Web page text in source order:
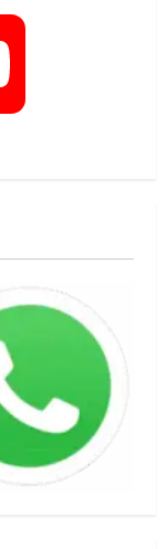
और जर्मनी के
भारतीय छात्रों
चर्चा
अधिकारी ने
बूथों का
निस्तारण
जायजा